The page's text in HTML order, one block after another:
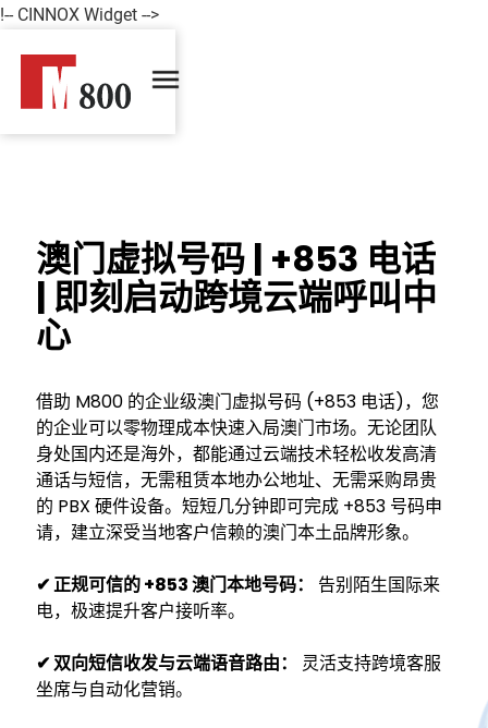
!-- CINNOX Widget -->
澳门虚拟号码 | +853 电话
| 即刻启动跨境云端呼叫中
心
借助 M800 的企业级澳门虚拟号码 (+853 电话)，您
的企业可以零物理成本快速入局澳门市场。无论团队
身处国内还是海外，都能通过云端技术轻松收发高清
通话与短信，无需租赁本地办公地址、无需采购昂贵
的 PBX 硬件设备。短短几分钟即可完成 +853 号码申
请，建立深受当地客户信赖的澳门本土品牌形象。
✔ 正规可信的 +853 澳门本地号码：
告别陌生国际来
电，极速提升客户接听率。
✔ 双向短信收发与云端语音路由：
灵活支持跨境客服
坐席与自动化营销。